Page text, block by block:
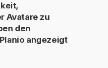
Avatare zu
den
angezeigt